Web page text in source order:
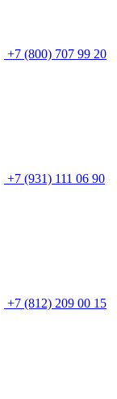
+7 (800) 707 99 20
+7 (931) 111 06 90
+7 (812) 209 00 15